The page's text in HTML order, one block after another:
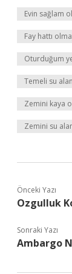
Evin sağlam
Fay hattı
Oturduğum
Temeli su
Zemini kaya
Zemini su
Önceki Yazı
Ozgulluk
Sonraki Yazı
Ambargo